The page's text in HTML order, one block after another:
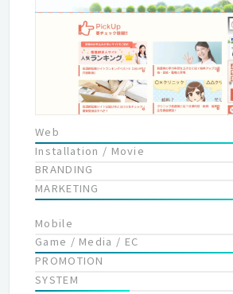
Web
Installation / Movie
BRANDING
MARKETING
Mobile
Game / Media / EC
PROMOTION
SYSTEM